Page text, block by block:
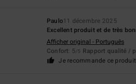
Paulo11 décembre 2025
Excellent produit et de très
Afficher original - Português
Confort: 5/5 Rapport qualité /
Je recommande ce produit